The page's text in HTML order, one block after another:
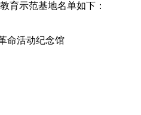
育示范基地名单如下：
命活动纪念馆